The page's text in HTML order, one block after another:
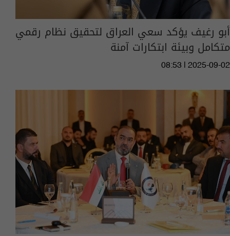
أبو رغيف يؤكد سعي العراق لتحقيق نظام رقمي
متكامل وبيئة ابتكارات آمنة
08:53 | 2025-09-02